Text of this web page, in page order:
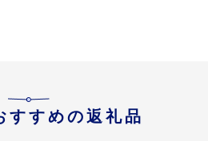
すすめの返礼品